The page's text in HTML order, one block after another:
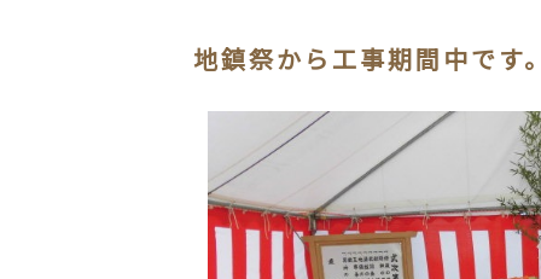
地鎮祭から工事期間中です